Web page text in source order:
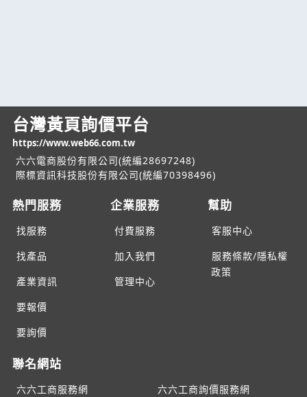
台灣黃頁詢價平台
https://www.web66.com.tw
六六電商股份有限公司(統編28697248)
際標資訊科技股份有限公司(統編70398496)
熱門服務
找服務
找產品
產業資訊
要報價
要詢價
企業服務
付費服務
加入我們
管理中心
幫助
客服中心
服務條款/隱私權
政策
聯名網站
六六工商服務網 六六工商詢價服務網